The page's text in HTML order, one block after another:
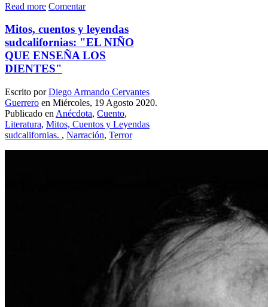
Read more Comentar
Mitos, cuentos y leyendas
sudcalifornias: "EL NIÑO
QUE ENSEÑA LOS
DIENTES"
Escrito porDiego Armando Cervantes
Guerrero en Miércoles, 19 Agosto 2020.
Publicado en Anécdota, Cuento,
Literatura, Mitos, Cuentos y Leyendas
sudcalifornias. , Narración, Terror